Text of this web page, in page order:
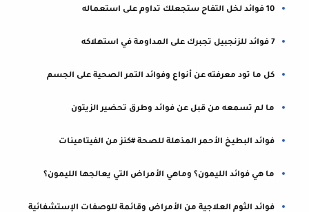
10 فوائد لخل التفاح ستجعلك تداوم على استعماله
7 فوائد للزنجبيل تجبرك على المداومة في استهلاكه
كل ما تود معرفته عن أنواع وفوائد التمر الصحية على الجسم
ما لم تسمعه من قبل عن فوائد وطرق تحضير الزيتون
فوائد البطيخ الأحمر المذهلة للصحة #كنز من الفيتامينات
ما هي فوائد الليمون؟ وماهي الأمراض التي يعالجها الليمون؟
فوائد الثوم العلاجية من الأمراض وقائمة للوصفات الإستشفائية